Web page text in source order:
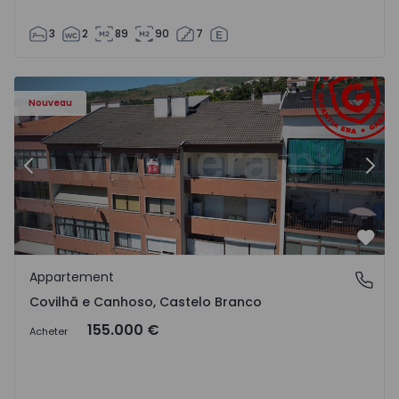
3 2 89 90 7
Nouveau
- 18
Appartement T2 Covilhã, Covilhã e Canhoso - 1497806 -
Précédent
Covilhã e Canhoso, Castelo Branco
Appartement
Covilhã e Canhoso, Castelo Branco
Acheter 155.000 €